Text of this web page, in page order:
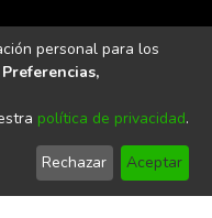
del Carchi
| Acreditada por el
33-CACES-2020
personal para los
política de privacidad.
Rechazar Aceptar